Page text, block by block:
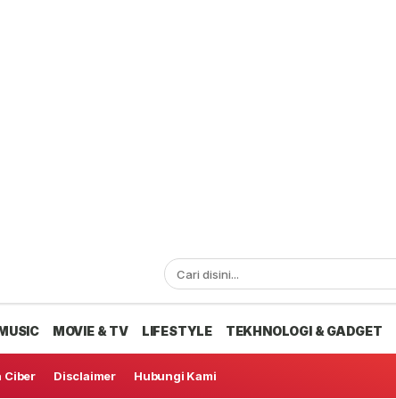
MOVIE & TV LIFESTYLE TEKHNOLOGI & GADGET
Ciber Disclaimer Hubungi Kami